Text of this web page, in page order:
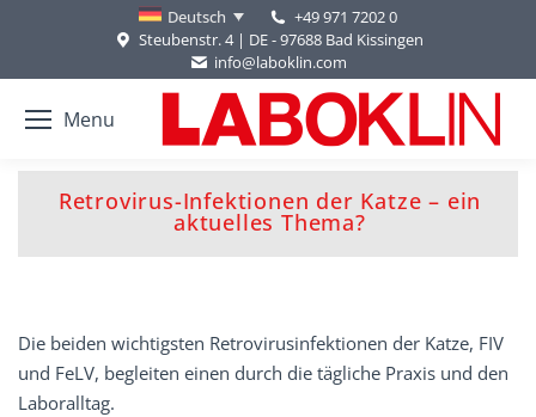
Deutsch
+49 971 7202 0
Steubenstr. 4 | DE - 97688 Bad Kissingen
info@laboklin.com
Menu
Retrovirus-Infektionen der Katze – ein
aktuelles Thema?
Sie befinden sich hier:
Die beiden wichtigsten Retrovirusinfektionen der Katze, FIV
und FeLV, begleiten einen durch die tägliche Praxis und den
Laborall­tag.